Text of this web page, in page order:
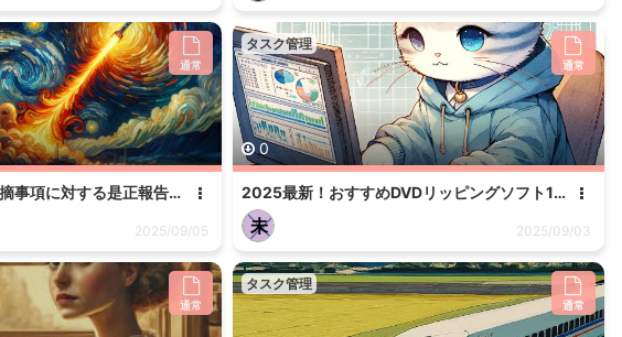
通常
ＩＳＯ内部監査の指摘事項に対する是正報告を作成するプロンプト
2025/09/05
タスク管理
通常
0
2025最新！おすすめDVDリッピングソフト12選
未 2025/09/03
通常
タスク管理
通常